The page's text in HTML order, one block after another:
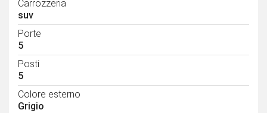
Carrozzeria
suv
Porte
5
Posti
5
Colore esterno
Grigio